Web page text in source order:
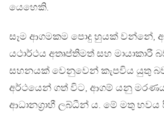
යෙහෙකි.
සෑම ආගමකම පොදු හුයක් වන්නේ,
යථාර්ථය අතෘප්තිමත් සහ මායාකාරී
සහනයක් වෙනුවෙන් කැපවිය යුතු
අර්ථයෙන් ගත් විට, ආගම් යනු
ආධානග‍්‍රාහී ලබ්ධීන් ය. මේ මතු භවය